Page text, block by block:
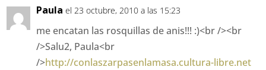
Paula el 23 octubre, 2010 a las 15:23
me encatan las rosquillas de anis!!! :)<br /><br
/>Salu2, Paula<br
/>http://conlaszarpasenlamasa.cultura-libre.net